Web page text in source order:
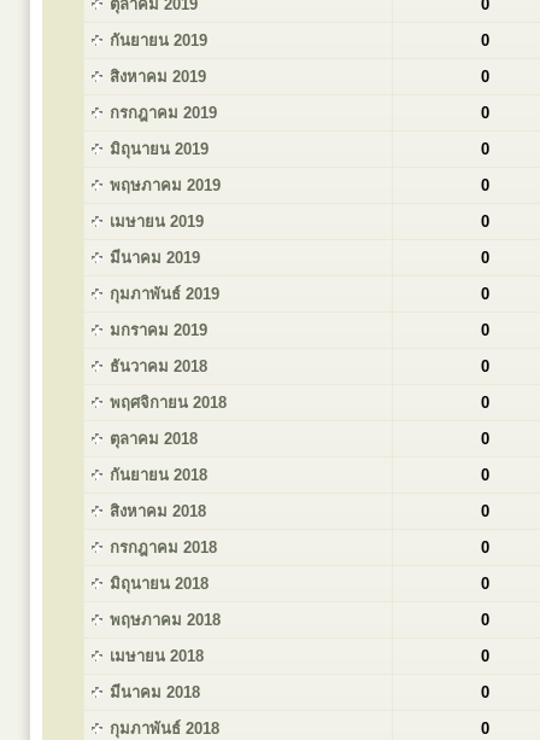
ตุลาคม 2019
0
กันยายน 2019
0
สิงหาคม 2019
0
กรกฎาคม 2019
0
มิถุนายน 2019
0
พฤษภาคม 2019
0
เมษายน 2019
0
มีนาคม 2019
0
กุมภาพันธ์ 2019
0
มกราคม 2019
0
ธันวาคม 2018
0
พฤศจิกายน 2018
0
ตุลาคม 2018
0
กันยายน 2018
0
สิงหาคม 2018
0
กรกฎาคม 2018
0
มิถุนายน 2018
0
พฤษภาคม 2018
0
เมษายน 2018
0
มีนาคม 2018
0
กุมภาพันธ์ 2018
0